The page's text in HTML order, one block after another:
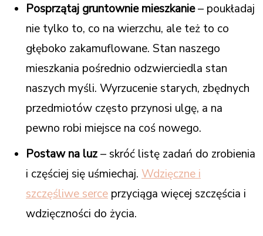
Posprzątaj gruntownie mieszkanie– poukładaj
nie tylko to, co na wierzchu, ale też to co
głęboko zakamuflowane. Stan naszego
mieszkania pośrednio odzwierciedla stan
naszych myśli. Wyrzucenie starych, zbędnych
przedmiotów często przynosi ulgę, a na
pewno robi miejsce na coś nowego.
Postaw na luz– skróć listę zadań do zrobienia
i częściej się uśmiechaj. Wdzięczne i
szczęśliwe serce przyciąga więcej szczęścia i
wdzięczności do życia.